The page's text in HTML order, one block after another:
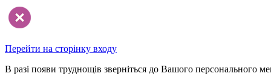
Перейти на сторінку входу
В разі появи труднощів зверніться до Вашого персонального